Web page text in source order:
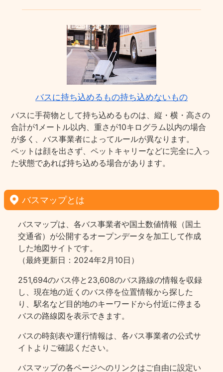
バスに持ち込めるもの持ち込めないもの
バスに手荷物として持ち込めるものは、縦・横・高さの
合計が1メートル以内、重さが10キログラム以内の場合
が多く、バス事業者によってルールが異なります。
ペットは顔を出さず、ペットキャリーなどに完全に入っ
た状態であれば持ち込める場合があります。
バスマップとは
バスマップは、各バス事業者や国土数値情報（国土
交通省）が公開するオープンデータを加工して作成
した地図サイトです。
（最終更新日：2024年2月10日）
251,694のバス停と23,608のバス路線の情報を収録
し、現在地の近くのバス停を位置情報から探した
り、駅名など目的地のキーワードから付近に停まる
バスの路線図を表示できます。
バスの時刻表や運行情報は、各バス事業者の公式サ
イトよりご確認ください。
バスマップの各ページヘのリンクはご自由に設定い